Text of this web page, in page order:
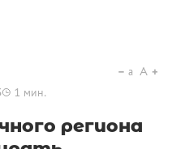
1 мин.
a A
региона